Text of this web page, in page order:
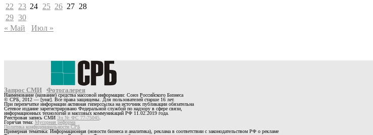
22
23 24 25 26 27 28
29 30
« Май
Июл »
Запрос СМИ Фотогалерея
Наименование (название) средства массовой информации: Союз Российского Бизнеса
© СРБ, 2012 — [year]. Все права защищены. Для пользователей старше 16 лет.
При перепечатке информации активная гиперссылка на источник публикации обязательна
Сетевое издание зарегистрировано Федеральной службой по надзору в сфере связи,
информационных технологий и массовых коммуникаций РФ 11.02.2019 года.
Реестровая запись СМИ Эл № ФС 77-75045
Горячая тема: Мусорная реформа
Политика конфиденциальности СРБ
Примерная тематика: Информационная (новости бизнеса и аналитика), реклама в соответствии с законодательством РФ о рекламе